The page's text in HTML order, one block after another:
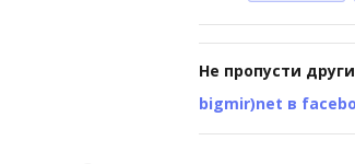
Не пропусти
bigmir)net в